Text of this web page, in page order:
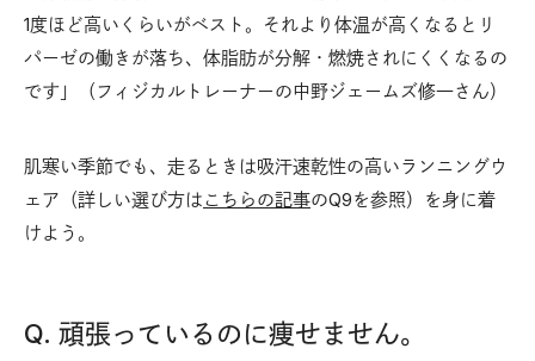
1度ほど高いくらいがベスト。それより体温が高くなるとリ
パーゼの働きが落ち、体脂肪が分解・燃焼されにくくなるの
です」（フィジカルトレーナーの中野ジェームズ修一さん）
肌寒い季節でも、走るときは吸汗速乾性の高いランニングウ
ェア（詳しい選び方はこちらの記事のQ9を参照）を身に着
けよう。
Q. 頑張っているのに痩せません。